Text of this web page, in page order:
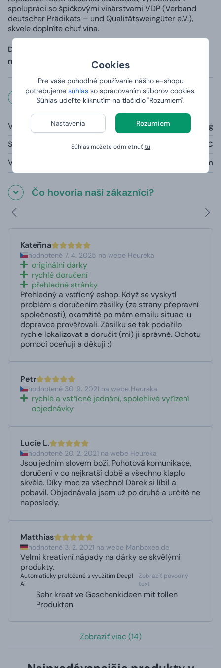
Cookies
Pre vaše pohodlné používanie nášho e-shopu
potrebujeme súhlas so spracovaním súborov cookies.
Súhlas udelíte kliknutím na tlačidlo "Rozumiem".
Nastavenia Rozumiem
Súhlas môžete odmietnuťtu
spolupráci so špičkovými vinárstvami VDP (Verband
deutscher Prädikats – und Qualitätsweingüter e.V.),
skvele doplníte chuť vína.
Damboxeo – keď obyčajné darčeky pre ženy
nestačia!
Rozmery a váha
Váha:
5,6 kg
Skladovateľnosť:
do 25 °C
Vonkajšie rozmery truhlice:
28 x 28 x 28 cm
Čo hovoria naši zákazníci?
Kateřina
hodnotené 7. 4. 2025 na webe Heureka
originální dárky
rychlé doručení
přehledné stránky
Přehledný a vstřícný eshop. Když se vyskytl
problém s doručením zásilky (ze strany přepravní
společnosti), okamžitě po mém emailu situaci u
dopravce prověřovali. Zásilku se tak podařilo
rychle lokalizovat a doručit (mi) ji správně. Ochotu
pomoci oceňuji a děkuji :)
Petr
hodnotené 30. 9. 2021 na webe Heureka
rychlé a vstřícné jednání, spolehlivé vyřízení
objednávky
Lucie L.
hodnotené 20. 2. 2021 na webe Heureka
Jsou jedním slovem boží. Pohotová komunikace,
doručení v co nejkratší době a všechno klaplo
skvěle. Díky moc za všechno! Dárek si líbil a
pobavil. Objednávala jsem už po druhé a určitě ne
naposledy.
Matthias
hodnotené 3. 2. 2021 na webe Manboxeo.de
Velmi kreativní nápady na dárky se skvělými
produkty.
Automaticky preložené s využitím Deepl
Ai
Zobraziť pôvodný
text
Sehr kreative Geschenkideen mit tollen
Produkten.
Zobraziť viac (14)